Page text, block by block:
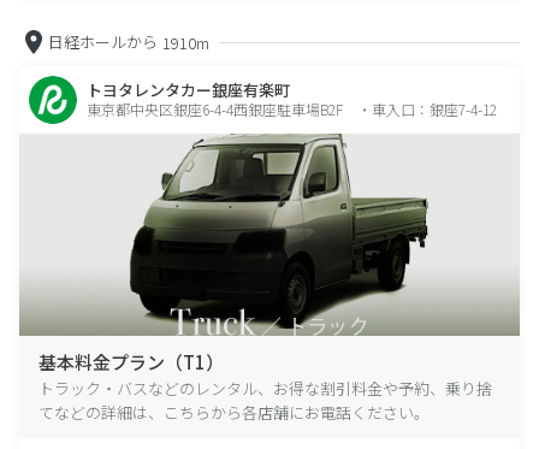
日経ホールから 1910m
トヨタレンタカー銀座有楽町
東京都中央区銀座6-4-4西銀座駐車場B2F ・車入口：銀座7-4-12
基本料金プラン（T1）
トラック・バスなどのレンタル、お得な割引料金や予約、乗り捨
てなどの詳細は、こちらから各店舗にお電話ください。